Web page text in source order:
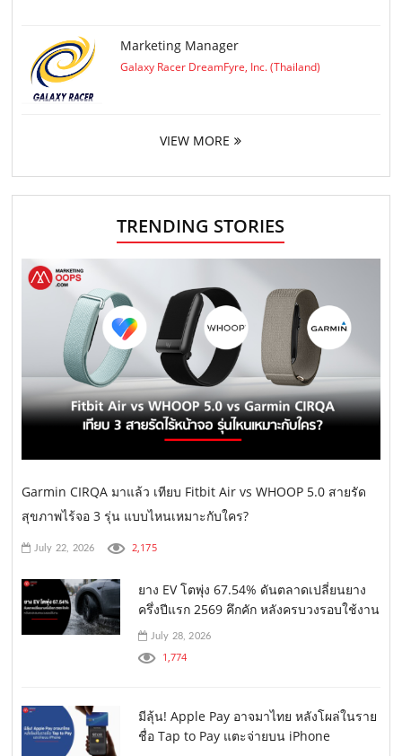
Marketing Manager
Galaxy Racer DreamFyre, Inc. (Thailand)
VIEW MORE
TRENDING STORIES
Garmin CIRQA มาแล้ว เทียบ Fitbit Air vs WHOOP 5.0 สายรัด
สุขภาพไร้จอ 3 รุ่น แบบไหนเหมาะกับใคร?
July 22, 2026 2,175
ยาง EV โตพุ่ง 67.54% ดันตลาดเปลี่ยนยาง
ครึ่งปีแรก 2569 คึกคัก หลังครบวงรอบใช้งาน
July 28, 2026
1,774
มีลุ้น! Apple Pay อาจมาไทย หลังโผล่ในราย
ชื่อ Tap to Pay แตะจ่ายบน iPhone